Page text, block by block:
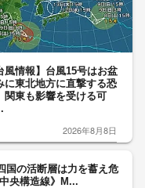
風情報】台風15号はお盆
に東北地方に直撃する恐
東も影響を受ける可
2026年8月8日
国の活断層は力を蓄え危
央構造線》M...